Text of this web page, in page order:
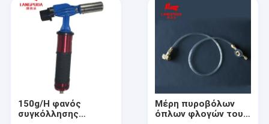
150g/H φανός
συγκόλλησης
Μέρη πυροβόλων
όπλων φλογών του